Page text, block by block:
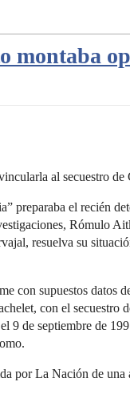
montaba
al secuestro
preparaba el recién
Rómulo
resuelva su
con supuestos datos
con el
9 de septiembre de
por La Nación de